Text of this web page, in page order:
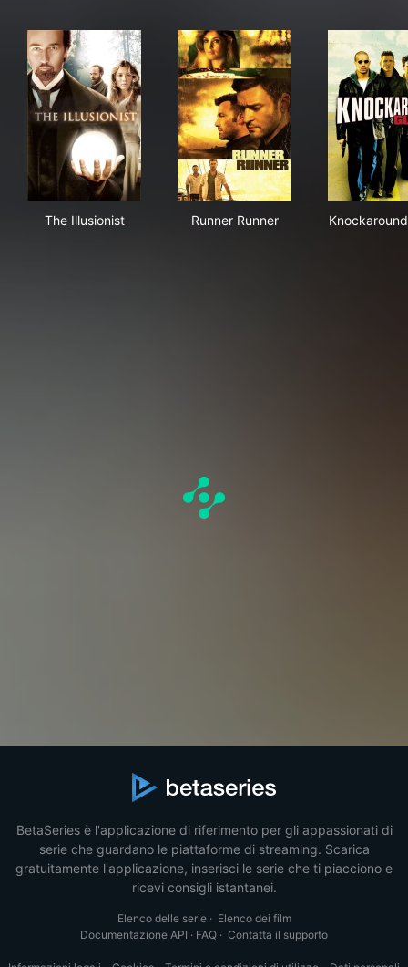
The Illusionist Runner Runner
BetaSeries è l'applicazione di riferimento per gli appassionati di
serie che guardano le piattaforme di streaming. Scarica
gratuitamente l'applicazione, inserisci le serie che ti piacciono e
ricevi consigli istantanei.
Elenco delle serie· Elenco dei film
Documentazione API · FAQ · Contatta il supporto